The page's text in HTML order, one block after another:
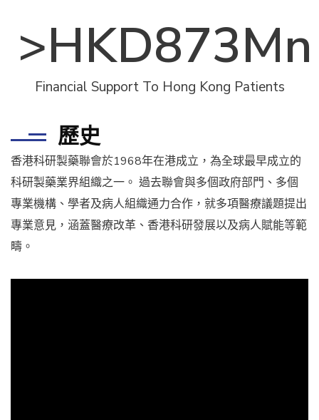
>HKD873Mn
Financial Support To Hong Kong Patients
歷史
香港科研製藥聯會於1968年在港成立，為全球最早成立的
科研製藥業界組織之一。 過去聯會與多個政府部門、多個
專業機構、學者及病人組織通力合作，就多項醫療議題提出
專業意見，涵蓋醫療改革、香港科研發展以及病人賦能等範
疇。